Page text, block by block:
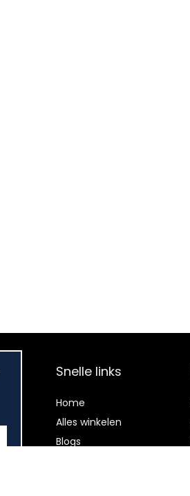
Snelle links
Home
Alles winkelen
Blogs